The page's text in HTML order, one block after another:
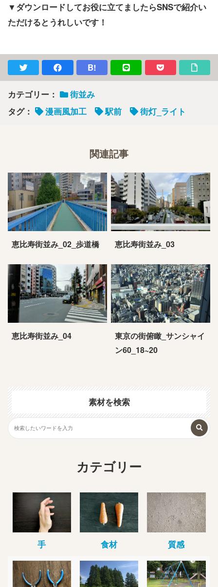
▼ダウンロードしてお役に立てましたらSNSで紹介い
ただけるとうれしいです！
B!
カテゴリー：
街並み
タグ：
漫画風加工 駅前 街灯_ライト
関連記事
恵比寿街並み_02_歩道橋 恵比寿街並み_03
恵比寿街並み_04
東京の街俯瞰_サンシャイ
ン60_18~20
素材を検索
カテゴリー
手 食材 質感